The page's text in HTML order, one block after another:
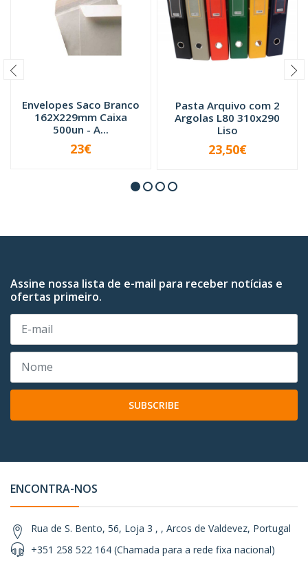
Envelopes Saco Branco
162X229mm Caixa
500un - A...
+
23€
Pasta Arquivo com 2
Argolas L80 310x290
Liso
VER OPÇÕES
23,50€
Assine nossa lista de e-mail para receber notícias e
ofertas primeiro.
SUBSCRIBE
ENCONTRA-NOS
Rua de S. Bento, 56, Loja 3 , , Arcos de Valdevez, Portugal
+351 258 522 164 (Chamada para a rede fixa nacional)